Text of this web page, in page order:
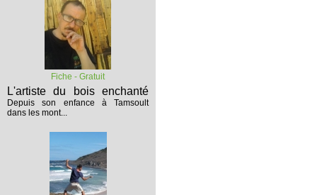
Fiche - Gratuit
L'artiste du bois enchanté
Depuis son enfance à Tamsoult
dans les mont...